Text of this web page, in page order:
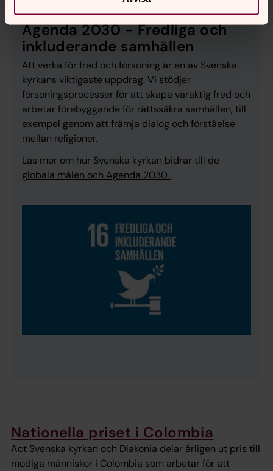
Agenda 2030 - Fredliga och
inkluderande samhällen
Att verka för fred och försoning är en av Svenska
kyrkans viktigaste uppdrag. Vi stödjer
försoningsprocesser för att skapa varaktig fred och
arbetar förebyggande för rättssäkra samhällen, till
exempel genom att främja dialog och förståelse
mellan religioner.
Läs mer om hur Svenska kyrkan bidrar till de
globala målen och Agenda 2030.
Nationella priset i Colombia
Act Svenska kyrkan och Diakonia delar årligen ut pris till
modiga människor i Colombia som arbetar för att